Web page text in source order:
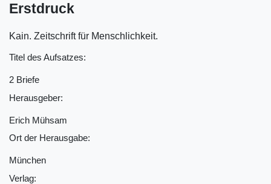
Erstdruck
Kain. Zeitschrift für Menschlichkeit.
Titel des Aufsatzes:
2 Briefe
Herausgeber:
Erich Mühsam
Ort der Herausgabe:
München
Verlag: